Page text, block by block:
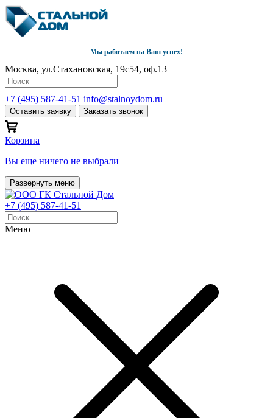
Мы работаем на Ваш успех!
Москва, ул.Стахановская, 19с54, оф.13
+7 (495) 587-41-51 info@stalnoydom.ru
Оставить заявку Заказать звонок
Корзина
Вы еще ничего не выбрали
Развернуть меню
+7 (495) 587-41-51
Меню